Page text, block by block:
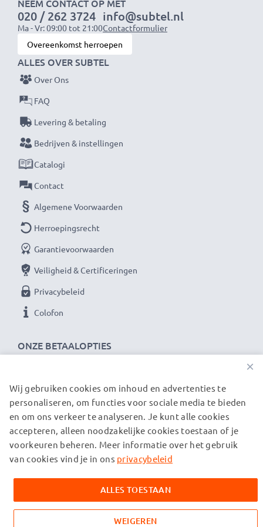
1x 1000mAh accu: ca. 2 uur
1x 2000mAh accu:ca. 4 uur
1x 3000mAh accu:ca. 6 uur
OPMERKING:
gebruik volledig op voor optimale prestaties en
levensduur.
Mis nooit meer een moment met deze slimme,
compacte LCD-batterijlader van CELLONIC. Bestel
nu met snelle levering en 3 jaar garantie!
NEEM CONTACT OP MET
020 / 262 3724
Ma - Vr: 09:00 tot 21:00
info@subtel.nl
Contactformulier
Overeenkomst herroepen
ONZE BETAALOPTIES
ALLES OVER SUBTEL
Over Ons
FAQ
Levering & betaling
Bedrijven & instellingen
Catalogi
Contact
Algemene Voorwaarden
Herroepingsrecht
Garantievoorwaarden
Veiligheid & Certificeringen
Privacybeleid
Colofon
ONZE VERZENDPARTNERS
© subtel.nl 2026
Alle prijzen zijn inclusief btw en exclusief verzendkosten.
Houd er rekening mee dat alle genoemde handelsmerken de
uitsluitend worden vermeld om informatie over onze
producten te verstrekken.
×
Wij gebruiken cookies om inhoud en advertenties te
personaliseren, om functies voor sociale media te bieden
en om ons verkeer te analyseren. Je kunt alle cookies
accepteren, alleen noodzakelijke cookies toestaan of je
voorkeuren beheren. Meer informatie over het gebruik
van cookies vind je in ons privacybeleid
ALLES TOESTAAN
WEIGEREN